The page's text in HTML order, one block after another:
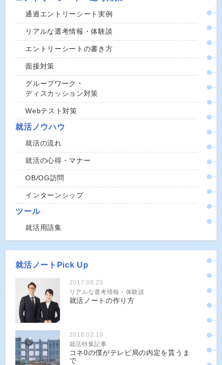
通過エントリーシート実例
リアルな選考情報・体験談
エントリーシートの書き方
面接対策
グループワーク・
ディスカッション対策
Webテスト対策
就活ノウハウ
就活の流れ
就活の心得・マナー
OB/OG訪問
インターンシップ
ツール
就活用語集
就活ノートPick Up
2017.06.25
リアルな選考情報・体験談
就活ノートの作り方
2018.02.19
就活特集記事
コネ0の僕がテレビ局の内定を貰うま
で